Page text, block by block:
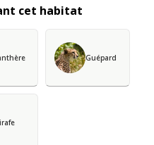
cet habitat
Guépard